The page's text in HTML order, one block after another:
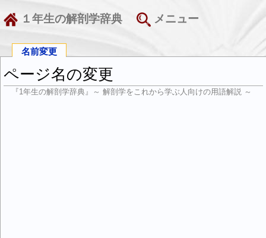
１年生の解剖学辞典 メニュー
名前変更
ページ名の変更
『1年生の解剖学辞典』～ 解剖学をこれから学ぶ人向けの用語解説 ～